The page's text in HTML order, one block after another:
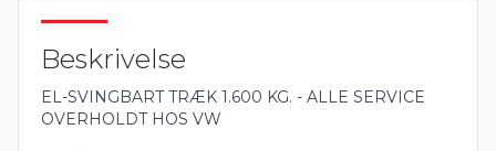
Beskrivelse
EL-SVINGBART TRÆK 1.600 KG. - ALLE SERVICE
OVERHOLDT HOS VW